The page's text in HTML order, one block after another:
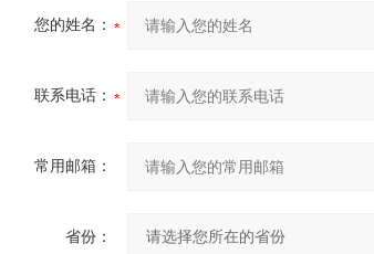
您的姓名：
联系电话：
常用邮箱：
省份：